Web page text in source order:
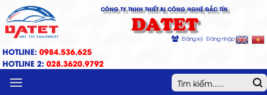
CÔNG TY TNHH THIẾT BỊ CÔNG NGHỆ ĐẮC TÍN
DATET
Đăng ký Đăng nhập
HOTLINE: 0984.536.625
HOTLINE 2: 028.3620.9792
MENU